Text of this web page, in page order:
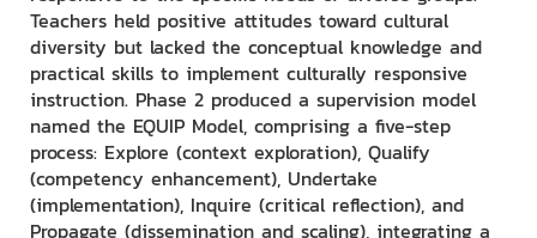
Teachers held positive attitudes toward cultural
diversity but lacked the conceptual knowledge and
practical skills to implement culturally responsive
instruction. Phase 2 produced a supervision model
named the EQUIP Model, comprising a five-step
process: Explore (context exploration), Qualify
(competency enhancement), Undertake
(implementation), Inquire (critical reflection), and
Propagate (dissemination and scaling), integrating a